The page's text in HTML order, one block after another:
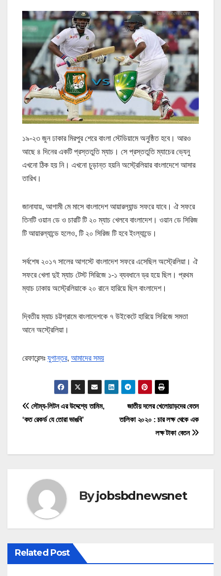
১৯-২৩ জুন ঢাকার মিরপুর শেরে বাংলা স্টেডিয়ামে অনুষ্ঠিত হবে। আরও
আছে ৪ দিনের একটি প্রস্ততুতি ম্যাচ। সে প্রস্ততুতি ম্যাচের ভ্যেনু
এখনো ঠিক হয় নি। এখনো চুড়ান্ত হয়নি অস্ট্রেলিয়ার বাংলাদেশে আসার
তারিখ।
জানাযায়, আগামী মে মাসে বাংলাদেশ আয়ারল্যান্ড সফরে যাবে। ঐ সফরে
তিনটি ওয়ান ডে ও চারটি টি ২০ ম্যাচ খেলবে বাংলাদেশ। ওয়ান ডে সিরিজ
টি আয়ারল্যান্ডে হলেও, টি ২০ সিরিজ টি হবে ইংল্যান্ডে।
সর্বশেষ ২০১৭ সালের আগস্টে বাংলাদেশ সফরে এসেছিল অস্ট্রেলিয়া। ঐ
সফরে খেলা দুই ম্যাচ টেস্ট সিরিজে ১-১ ব্যবধানে ড্র হয়ে ছিল। প্রথম
ম্যাচ ঢাকায় অস্ট্রেলিয়াকে ২০ রানে হারিয়ে ছিল বাংলাদেশ।
দ্বিতীয় ম্যাচ চট্টগ্রামে বাংলাদেশকে ৭ উইকেটে হারিয়ে সিরিজে সমতা
আনে অস্ট্রেলিয়া।
রেফারেন্সঃ যুগান্তর, আমাদের সময়
P
s
n
a
v
i
জাতীয় দলের খেলোয়াড়দের বেতন
তালিকা ২০২০ : চার লক্ষ থেকে এক
লক্ষ টাকা বেতন
সৌম্য-লিটন এর উদ্দেশ্যে তামিম,
‘কত রেকর্ড যে তোরা ভাঙবি’
Byjobsbdnewsnet
Related Post